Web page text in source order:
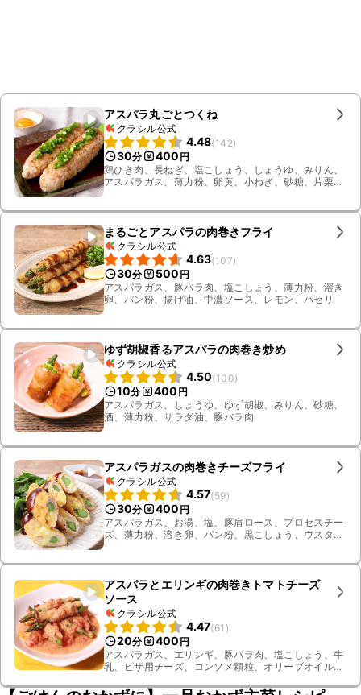
アスパラ丸ごとつくね
クラシル公式
4.48(142)
30分 400 円
鶏ひき肉、長ねぎ、塩こしょう、しょうゆ、みりん、
アスパラガス、薄力粉、卵黄、小ねぎ、砂糖、片栗
まるごとアスパラの肉巻きフライ
クラシル公式
4.63(107)
30分 500 円
アスパラガス、豚バラ肉、塩こしょう、薄力粉、溶き
卵、パン粉、揚げ油、中濃ソース、レモン、パセリ
ゆず胡椒香るアスパラの肉巻き炒め
クラシル公式
4.50(100)
10分 400 円
アスパラガス、しょうゆ、ゆず胡椒、みりん、砂糖、
酒、薄力粉、サラダ油、豚バラ肉
アスパラガスの肉巻きチーズフライ
クラシル公式
4.57(59)
30分 400 円
アスパラガス、お湯、塩、豚肩ロース、プロセスチー
ズ、薄力粉、溶き卵、パン粉、黒こしょう、ウスター
アスパラとエリンギの肉巻きトマトチーズ
ソース
クラシル公式
4.47(61 )
20分 400 円
アスパラガス、エリンギ、豚バラ肉、塩こしょう、牛
乳、ピザ用チーズ、コンソメ顆粒、オリーブオイル、